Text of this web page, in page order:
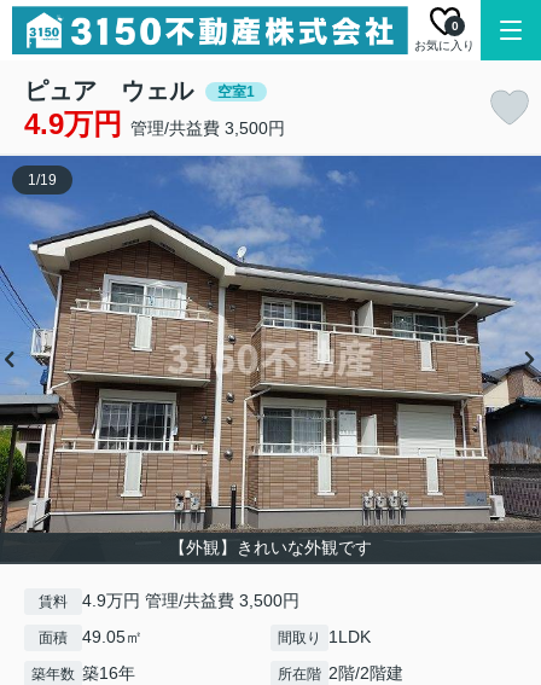
お気に入り
0
ピュア ウェル 空室1
4.9万円 管理/共益費 3,500円
【外観】きれいな外観です
1/19
賃料 4.9万円 管理/共益費 3,500円
面積 49.05㎡ 間取り 1LDK
築年数 築16年 所在階 2階/2階建